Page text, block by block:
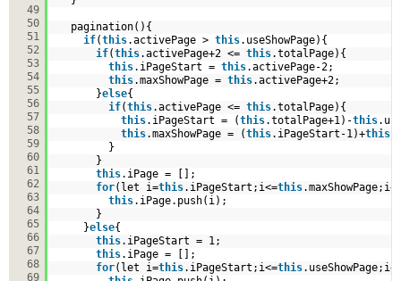
49
50
51
52
53
54
55
56
57
58
59
60
61
62
63
64
65
66
67
68
69
pagination(){
if(this.activePage > this.useShowPage){
if(this.activePage+2 <= this.totalPage){
this.iPageStart = this.activePage-2;
this.maxShowPage = this.activePage+2;
}else{
if(this.activePage <= this.totalPage){
this.iPageStart = (this.totalPage+1)-this
this.maxShowPage = (this.iPageStart-1)+this
}
}
this.iPage = [];
for(let i=this.iPageStart;i<=this
this.iPage.push(i);
}
}else{
this.iPageStart = 1;
this.iPage = [];
for(let i=this.iPageStart;i<=this